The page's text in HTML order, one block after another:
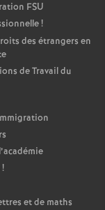
u
r
s
FSU
!
des étrangers en
de Travail du
!
et de maths